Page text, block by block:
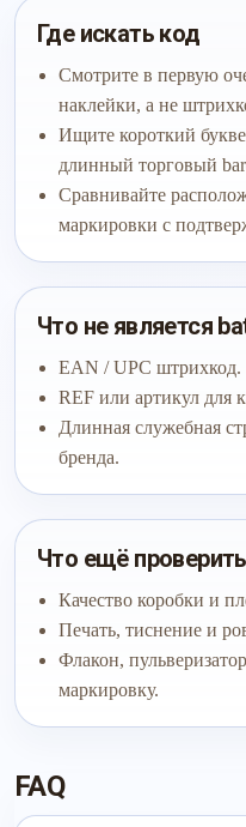
Где искать код
Смотрите в первую
наклейки, а не
Ищите короткий
длинный торговый
Сравнивайте
маркировки с
Что не является
EAN / UPC штрихкод.
REF или артикул для
Длинная служебная
бренда.
Что ещё проверить
Качество коробки и
Печать, тиснение и
Флакон,
маркировку.
FAQ